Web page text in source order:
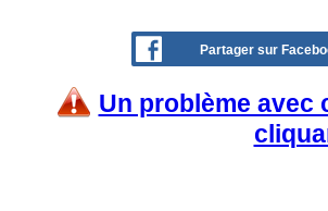
Partager sur
Un problème avec